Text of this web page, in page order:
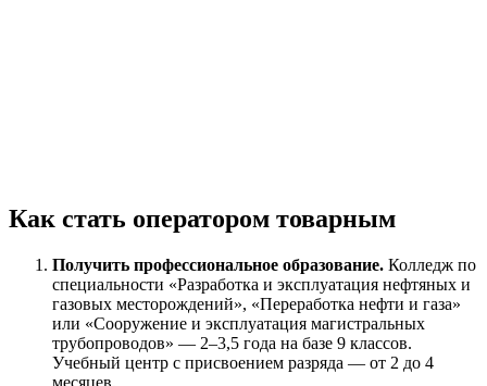
Как стать оператором товарным
Получить профессиональное образование. Колледж по
специальности «Разработка и эксплуатация нефтяных и
газовых месторождений», «Переработка нефти и газа»
или «Сооружение и эксплуатация магистральных
трубопроводов» — 2–3,5 года на базе 9 классов.
Учебный центр с присвоением разряда — от 2 до 4
месяцев.